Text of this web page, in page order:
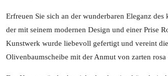
Erfreuen Sie sich an der wunderbaren Eleganz
der mit seinem modernen Design und einer Prise
Kunstwerk wurde liebevoll gefertigt und vereint
Olivenbaumscheibe mit der Anmut von zarten rosa